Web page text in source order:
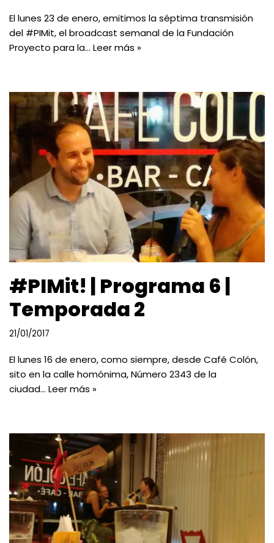
El lunes 23 de enero, emitimos la séptima transmisión
del #PIMit, el broadcast semanal de la Fundación
Proyecto para la… Leer más »
#PIMit! | Programa 6 |
Temporada 2
21/01/2017
El lunes 16 de enero, como siempre, desde Café Colón,
sito en la calle homónima, Número 2343 de la
ciudad… Leer más »